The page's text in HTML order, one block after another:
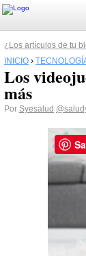
¿Los artículos de tu
INICIO ›
Los
más
Por Syesalud